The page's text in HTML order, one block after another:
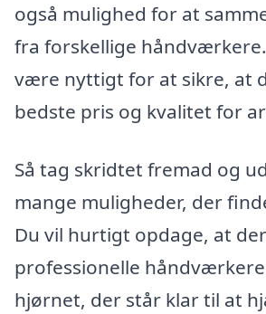
også mulighed for at
fra forskellige
være nyttigt for at sikre, at
bedste pris og kvalitet for
Så tag skridtet fremad og
mange muligheder, der
Du vil hurtigt opdage, at
professionelle
hjørnet, der står klar til at